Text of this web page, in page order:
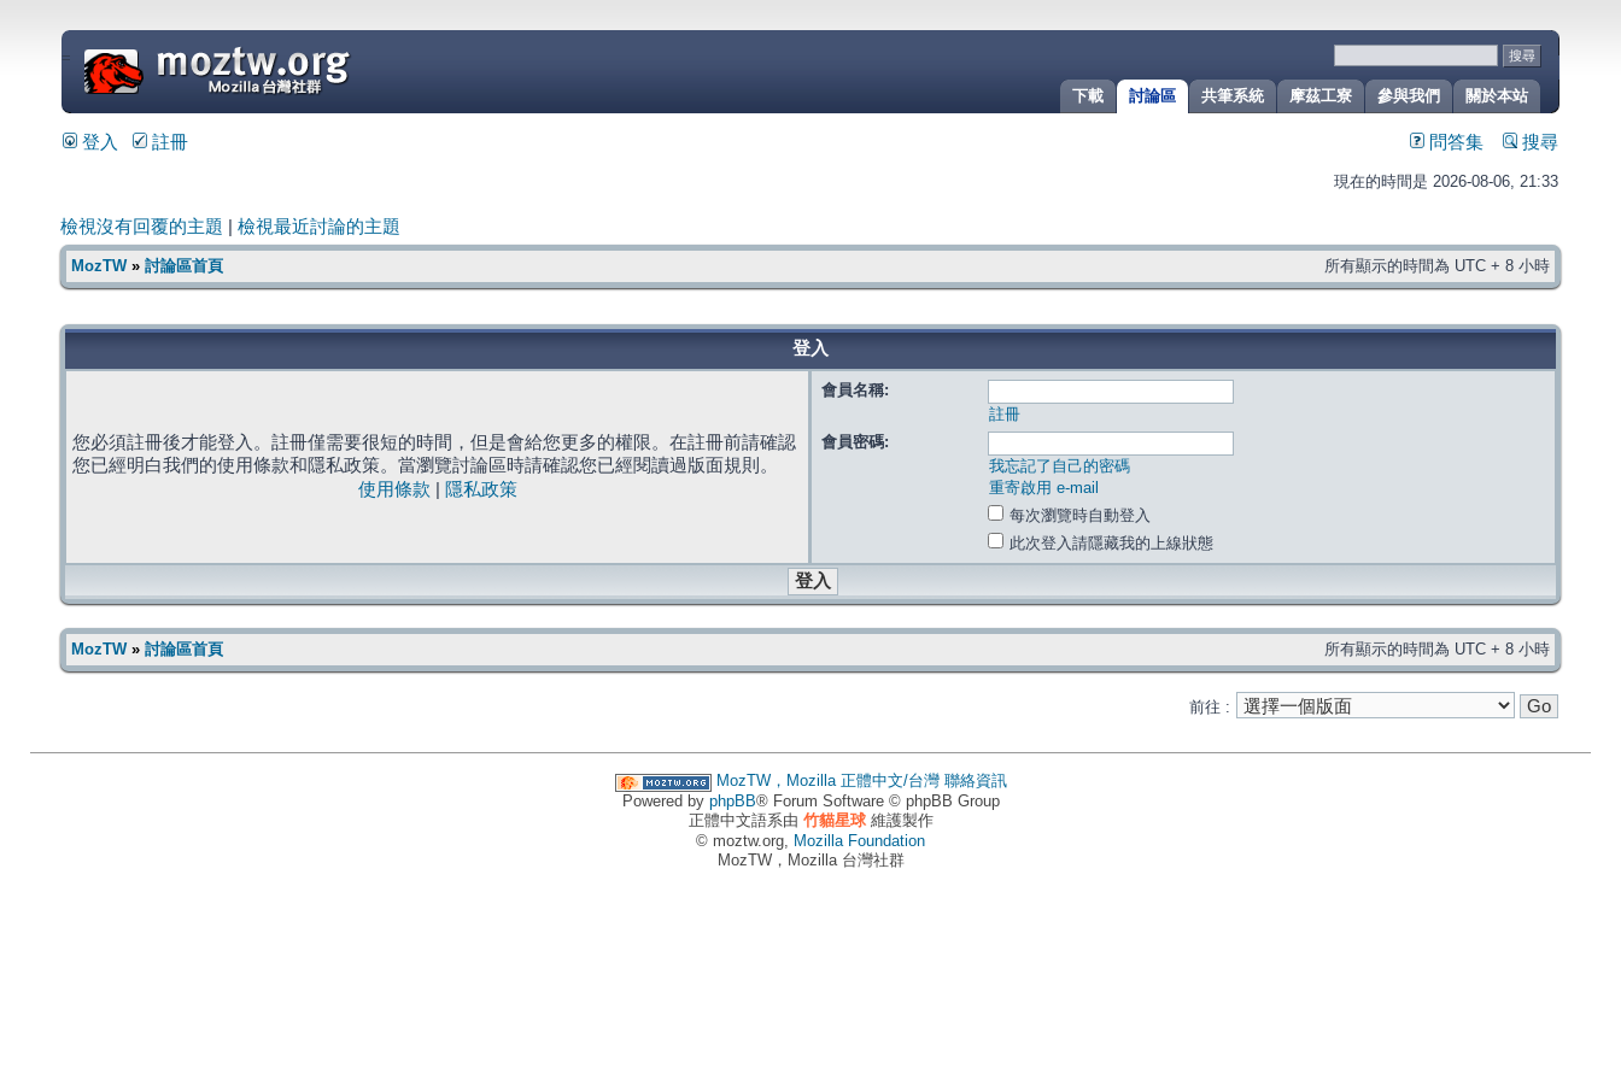
關於本站
參與我們
摩茲工寮
共筆系統
討論區
下載
=
登入 註冊 問答集 搜尋
現在的時間是 2026-08-06, 21:33
檢視沒有回覆的主題 檢視最近討論的主題
MozTW» 討論區首頁 所有顯示的時間為 UTC + 8 小時
登入
您必須註冊後才能登入。註冊僅需要很短的時間，但是會給您更多的權限。在註冊前請確認
您已經明白我們的使用條款和隱私政策。當瀏覽討論區時請確認您已經閱讀過版面規則。
使用條款
隱私政策
會員名稱:
註冊
會員密碼:
我忘記了自己的密碼
重寄啟用 e-mail
每次瀏覽時自動登入
此次登入請隱藏我的上線狀態
MozTW» 討論區首頁 所有顯示的時間為 UTC + 8 小時
前往 :
MozTW，Mozilla 正體中文/台灣 聯絡資訊
Powered by phpBB® Forum Software © phpBB Group
正體中文語系由 竹貓星球維護製作
© moztw.org, Mozilla Foundation
MozTW，Mozilla 台灣社群